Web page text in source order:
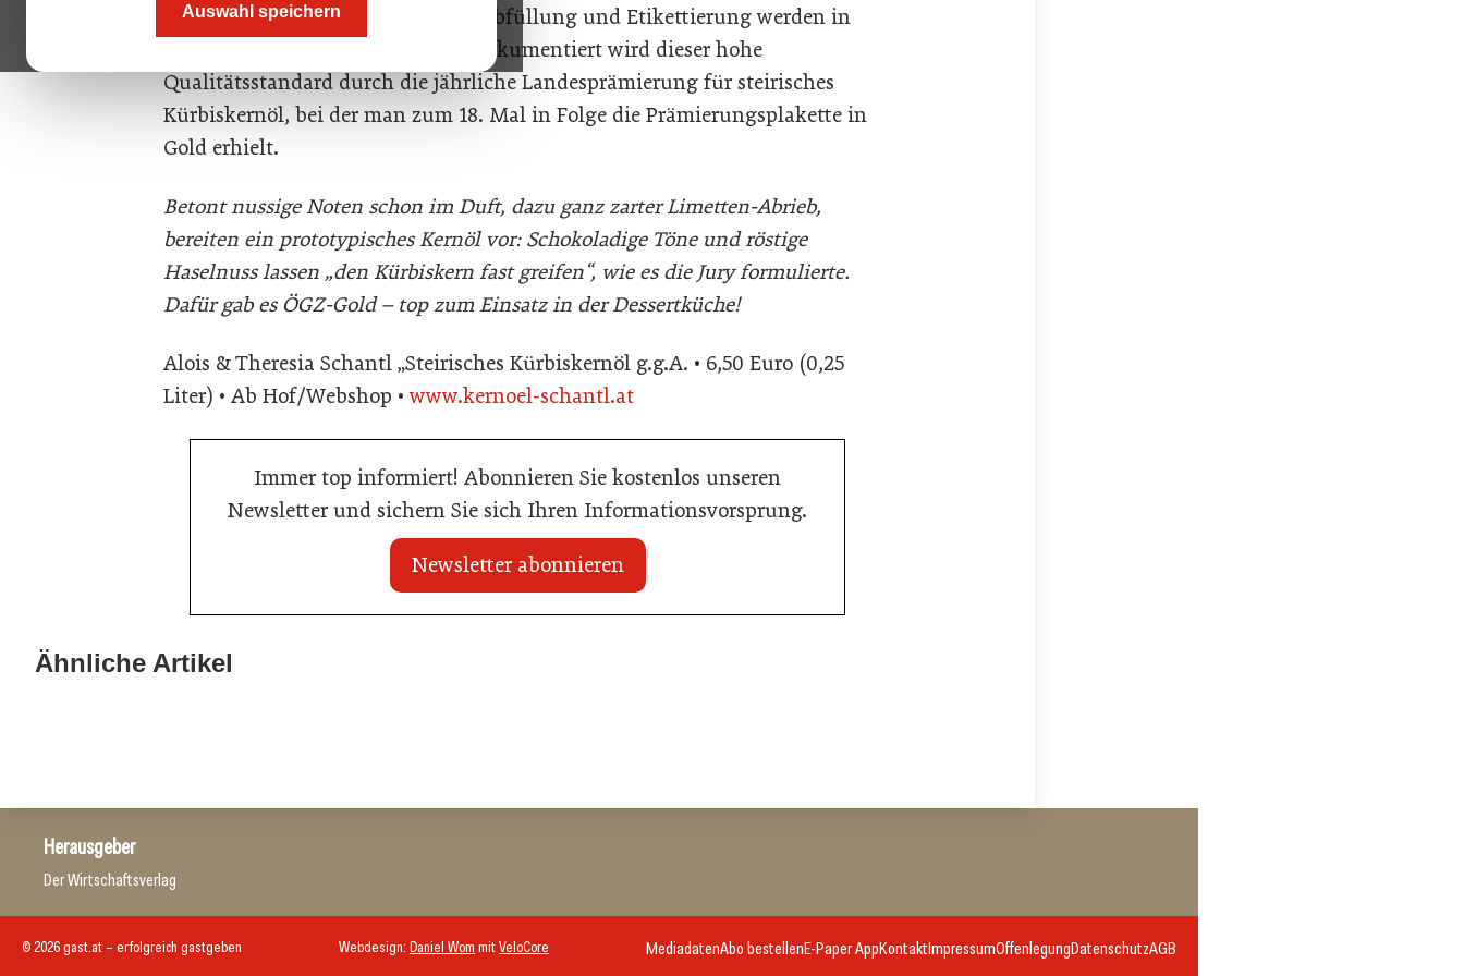
Auswahl speichern
Kürbiskerne aus eigenem Anbau, Abfüllung und Etikettierung werden in
reiner Handarbeit durchgeführt. Dokumentiert wird dieser hohe
Qualitätsstandard durch die jährliche Landesprämierung für steirisches
Kürbiskernöl, bei der man zum 18. Mal in Folge die Prämierungsplakette in
Gold erhielt.
Betont nussige Noten schon im Duft, dazu ganz zarter Limetten-Abrieb,
bereiten ein prototypisches Kernöl vor: Schokoladige Töne und röstige
Haselnuss lassen „den Kürbiskern fast greifen“, wie es die Jury formulierte.
Dafür gab es ÖGZ-Gold – top zum Einsatz in der Dessertküche!
Alois & Theresia Schantl „Steirisches Kürbiskernöl g.g.A. • 6,50 Euro (0,25
Liter) • Ab Hof/Webshop •www.kernoel-schantl.at
Immer top informiert! Abonnieren Sie kostenlos unseren
Newsletter und sichern Sie sich Ihren Informationsvorsprung.
Newsletter abonnieren
Ähnliche Artikel
KI-Suche: Österreichs Hotels sind
Henkell Freixenet Austria: Neue
Herausgeber
Der Wirtschaftsverlag
© 2026 gast.at – erfolgreich gastgeben Webdesign: Daniel Wom mitVeloCore MediadatenAbo bestellenE-Paper AppKontaktImpressumOffenlegungDatenschutzAGB